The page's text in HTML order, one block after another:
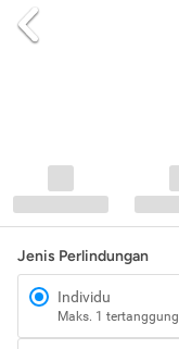
Jenis Perlindungan
Individu
Maks. 1 tertanggung